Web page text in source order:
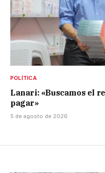
POLÍTICA
Lanari: «Buscamos el
pagar»
5 de agosto de 2026